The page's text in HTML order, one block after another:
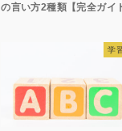
の言い方2種類【完全ガイ
学